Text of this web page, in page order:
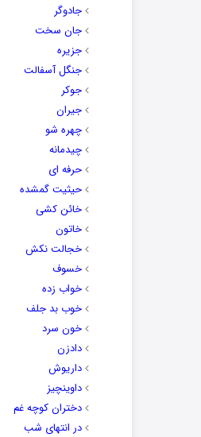
جادوگر
جان سخت
جزیره
جنگل آسفالت
جوکر
جیران
چهره شو
چیدمانه
حرفه ای
حیثیت گمشده
خائن کشی
خاتون
خجالت نکش
خسوف
خواب زده
خوب بد جلف
خون سرد
دادزن
داریوش
داوینچیز
دختران کوچه غم
در انتهای شب